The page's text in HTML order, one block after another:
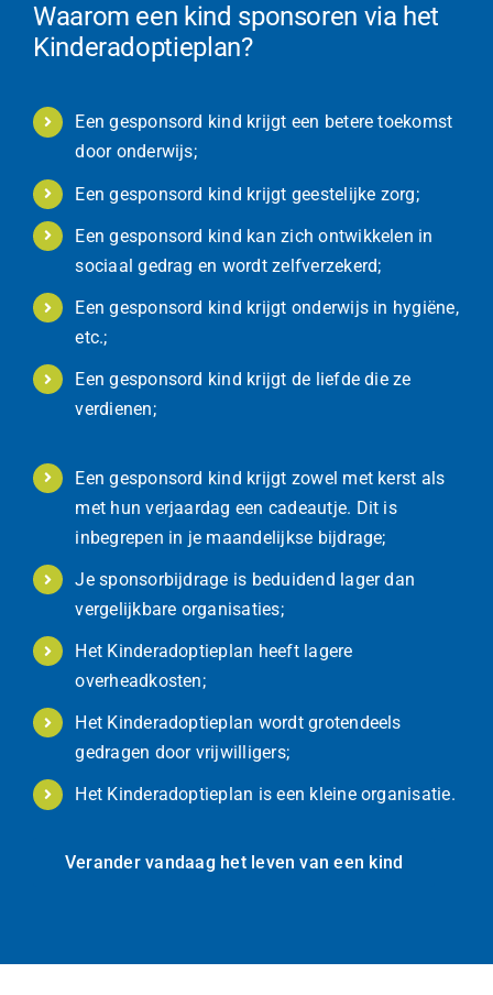
Waarom een kind sponsoren via het
Kinderadoptieplan?
Een gesponsord kind krijgt een betere toekomst
door onderwijs;
Een gesponsord kind krijgt geestelijke zorg;
Een gesponsord kind kan zich ontwikkelen in
sociaal gedrag en wordt zelfverzekerd;
Een gesponsord kind krijgt onderwijs in hygiëne,
etc.;
Een gesponsord kind krijgt de liefde die ze
verdienen;
Een gesponsord kind krijgt zowel met kerst als
met hun verjaardag een cadeautje. Dit is
inbegrepen in je maandelijkse bijdrage;
Je sponsorbijdrage is beduidend lager dan
vergelijkbare organisaties;
Het Kinderadoptieplan heeft lagere
overheadkosten;
Het Kinderadoptieplan wordt grotendeels
gedragen door vrijwilligers;
Het Kinderadoptieplan is een kleine organisatie.
Verander vandaag het leven van een kind